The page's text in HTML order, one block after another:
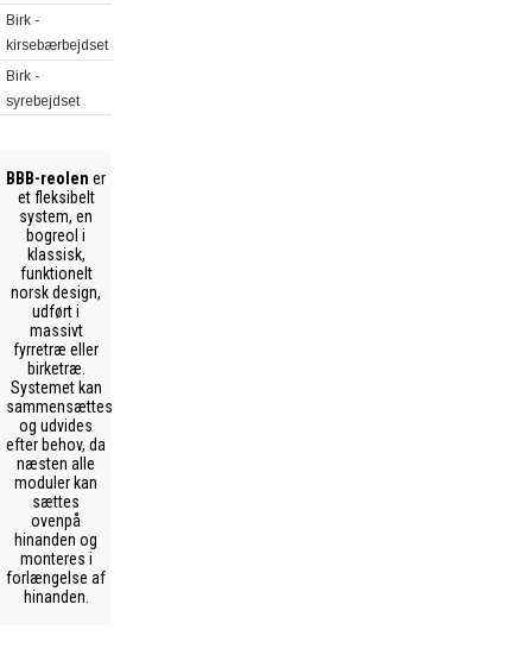
Birk -
kirsebærbejdset
Birk -
syrebejdset
BBB-reolen er
et fleksibelt
system, en
bogreol i
klassisk,
funktionelt
norsk design,
udført i
massivt
fyrretræ eller
birketræ.
Systemet kan
sammensættes
og udvides
efter behov, da
næsten alle
moduler kan
sættes
ovenpå
hinanden og
monteres i
forlængelse af
hinanden.